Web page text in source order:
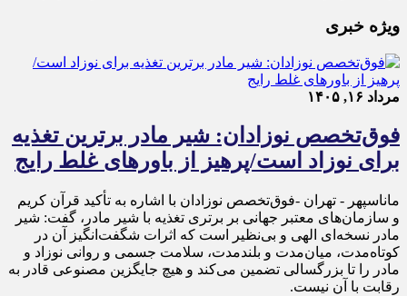
ویژه خبری
مرداد ۱۶, ۱۴۰۵
فوق‌تخصص نوزادان: شیر مادر برترین تغذیه
برای نوزاد است/پرهیز از باورهای غلط رایج
ماناسپهر - تهران -فوق‌تخصص نوزادان با اشاره به تأکید قرآن کریم
و سازمان‌های معتبر جهانی بر برتری تغذیه با شیر مادر، گفت: شیر
مادر نسخه‌ای الهی و بی‌نظیر است که اثرات شگفت‌انگیز آن در
کوتاه‌مدت، میان‌مدت و بلندمدت، سلامت جسمی و روانی نوزاد و
مادر را تا بزرگسالی تضمین می‌کند و هیچ جایگزین مصنوعی قادر به
رقابت با آن نیست.